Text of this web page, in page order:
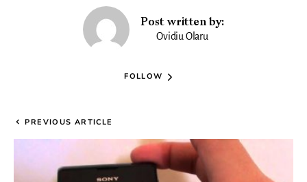
Post written by:
Ovidiu Olaru
FOLLOW
PREVIOUS ARTICLE